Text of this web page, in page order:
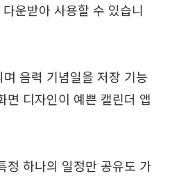
운받아 사용할 수 있습니
음력 기념일을 저장 기능
면 디자인이 예쁜 캘린더 앱
정 하나의 일정만 공유도 가